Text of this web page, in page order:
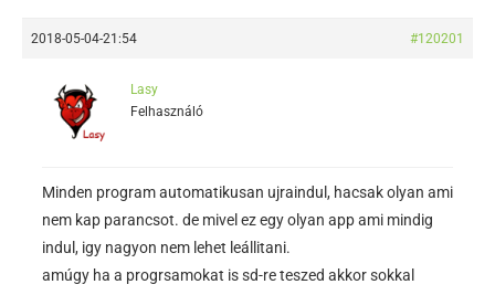
2018-05-04-21:54 #120201
Lasy
Felhasználó
Minden program automatikusan ujraindul, hacsak olyan ami
nem kap parancsot. de mivel ez egy olyan app ami mindig
indul, igy nagyon nem lehet leállitani.
amúgy ha a progrsamokat is sd-re teszed akkor sokkal